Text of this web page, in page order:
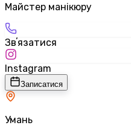
Майстер манікюру
Звʼязатися
Instagram
Записатися
Умань